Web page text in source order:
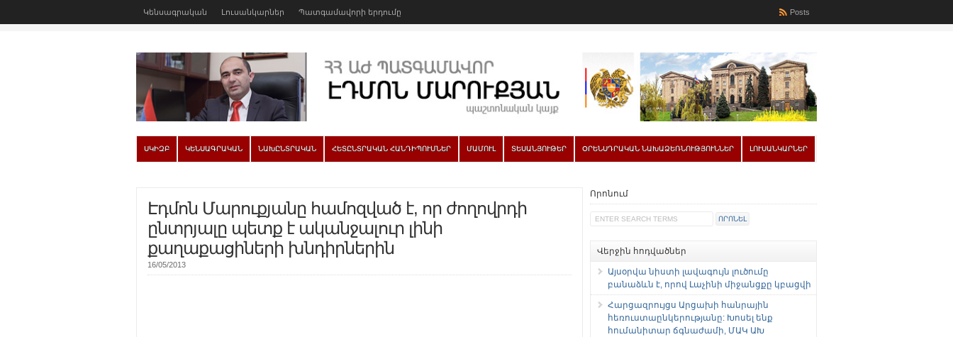
Կենսագրական Լուսանկարներ Պատգամավորի երդումը Posts
ՍԿԻԶԲ ԿԵՆՍԱԳՐԱԿԱՆ ՆԱԽԸՆՏՐԱԿԱՆ ՀԵՏԸՆՏՐԱԿԱՆ ՀԱՆԴԻՊՈՒՄՆԵՐ ՄԱՄՈՒԼ ՏԵՍԱՆՅՈՒԹԵՐ ՕՐԵՆՍԴՐԱԿԱՆ ՆԱԽԱՁԵՌՆՈՒԹՅՈՒՆՆԵՐ ԼՈՒՍԱՆԿԱՐՆԵՐ
Էդմոն Մարուքյանը համոզված է, որ ժողովրդի
ընտրյալը պետք է ականջալուր լինի
քաղաքացիների խնդիրներին
16/05/2013
Որոնում
Վերջին հոդվածներ
Այսօրվա նիստի լավագույն լուծումը
բանաձևն է, որով Լաչինի միջանցքը կբացվի
Հարցազրույցս Արցախի հանրային
հեռուստաընկերությանը: Խոսել ենք
հումանիտար ճգնաժամի, ՄԱԿ ԱԽ